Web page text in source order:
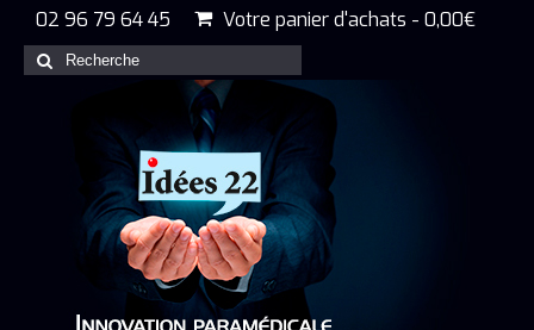
02 96 79 64 45 Votre panier d'achats - 0,00€
Rechercher
: